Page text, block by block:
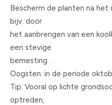
Bescherm de planten na
bijv. door
het aanbrengen van een
een stevige
bemesting.
Oogsten: in de periode
Tip: Vooral op lichte
optreden,